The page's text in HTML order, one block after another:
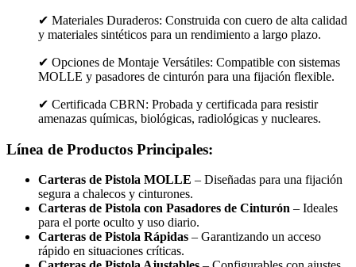
✔ Materiales Duraderos: Construida con cuero de alta calidad
y materiales sintéticos para un rendimiento a largo plazo.
✔ Opciones de Montaje Versátiles: Compatible con sistemas
MOLLE y pasadores de cinturón para una fijación flexible.
✔ Certificada CBRN: Probada y certificada para resistir
amenazas químicas, biológicas, radiológicas y nucleares.
Línea de Productos Principales:
Carteras de Pistola MOLLE – Diseñadas para una fijación
segura a chalecos y cinturones.
Carteras de Pistola con Pasadores de Cinturón – Ideales
para el porte oculto y uso diario.
Carteras de Pistola Rápidas – Garantizando un acceso
rápido en situaciones críticas.